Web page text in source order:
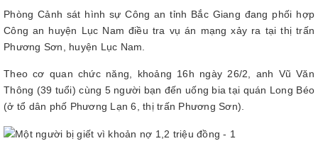
Phòng Cảnh sát hình sự Công an tỉnh Bắc Giang đang phối hợp
Công an huyện Lục Nam điều tra vụ án mạng xảy ra tại thị trấn
Phương Sơn, huyện Lục Nam.
Theo cơ quan chức năng, khoảng 16h ngày 26/2, anh Vũ Văn
Thông (39 tuổi) cùng 5 người bạn đến uống bia tại quán Long Béo
(ở tổ dân phố Phương Lạn 6, thị trấn Phương Sơn).